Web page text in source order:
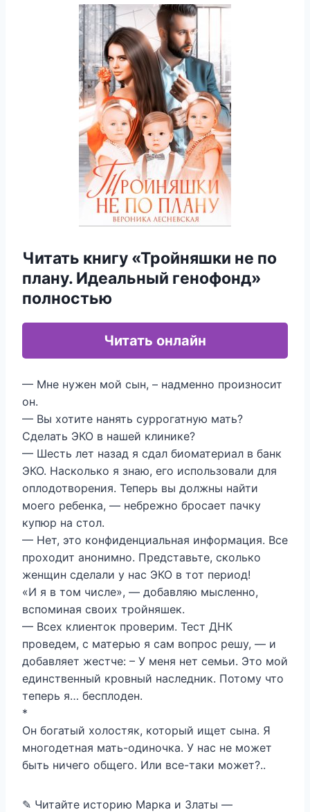
Читать книгу «Тройняшки не по
плану. Идеальный генофонд»
полностью
Читать онлайн
— Мне нужен мой сын, – надменно произносит
он.
— Вы хотите нанять суррогатную мать?
Сделать ЭКО в нашей клинике?
— Шесть лет назад я сдал биоматериал в банк
ЭКО. Насколько я знаю, его использовали для
оплодотворения. Теперь вы должны найти
моего ребенка, — небрежно бросает пачку
купюр на стол.
— Нет, это конфиденциальная информация. Все
проходит анонимно. Представьте, сколько
женщин сделали у нас ЭКО в тот период!
«И я в том числе», — добавляю мысленно,
вспоминая своих тройняшек.
— Всех клиенток проверим. Тест ДНК
проведем, с матерью я сам вопрос решу, — и
добавляет жестче: – У меня нет семьи. Это мой
единственный кровный наследник. Потому что
теперь я… бесплоден.
*
Он богатый холостяк, который ищет сына. Я
многодетная мать-одиночка. У нас не может
быть ничего общего. Или все-таки может?..
✎ Читайте историю Марка и Златы —